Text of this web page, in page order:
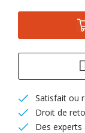
Satisfait ou
Droit de
Des experts